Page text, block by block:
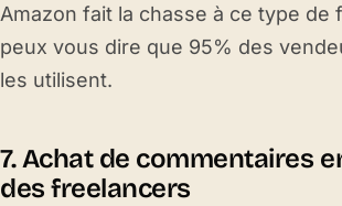
Amazon fait la chasse à ce type de
peux vous dire que 95% des
les utilisent.
7. Achat de commentaires
des freelancers